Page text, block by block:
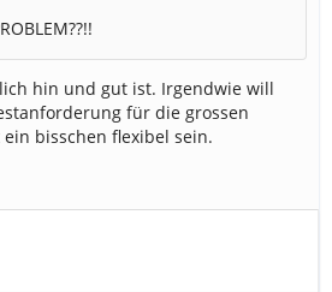
hin und gut ist. Irgendwie will
für die grossen
bisschen flexibel sein.